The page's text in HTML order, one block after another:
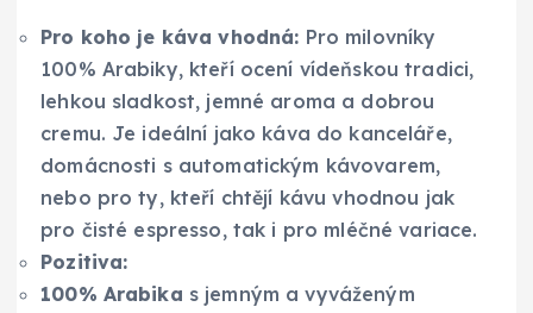
Pro koho je káva vhodná: Pro milovníky
100% Arabiky, kteří ocení vídeňskou tradici,
lehkou sladkost, jemné aroma a dobrou
cremu. Je ideální jako káva do kanceláře,
domácnosti s automatickým kávovarem,
nebo pro ty, kteří chtějí kávu vhodnou jak
pro čisté espresso, tak i pro mléčné variace.
Pozitiva:
100% Arabika s jemným a vyváženým